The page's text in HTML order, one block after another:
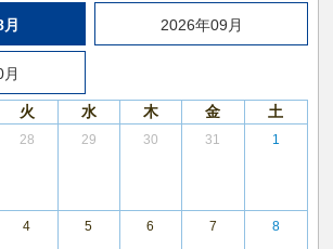
2026年09月
火 水 木 金 土
28 29 30 31 1
4 5 6 7 8